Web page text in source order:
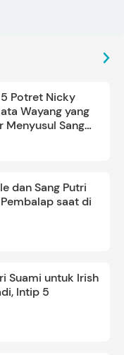
Potret Nicky
Wayang yang
Menyusul Sang
dan Sang Putri
saat di
Suami untuk Irish
Intip 5